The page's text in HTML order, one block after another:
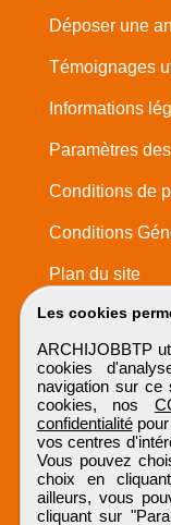
Les cookies
ARCHIJOBBTP
cookies
navigation sur ce
cookies, nos
confidentialitépour
vos centres
Vous pouvez
choix en
ailleurs, vous
cliquant sur
Déposer une
Témoignages
Informations
Paramètres
Conditions de
Conditions
Plan du site